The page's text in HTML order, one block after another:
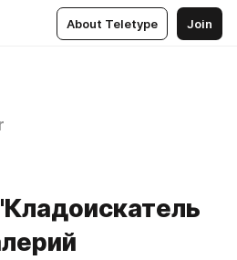
About Teletype Join